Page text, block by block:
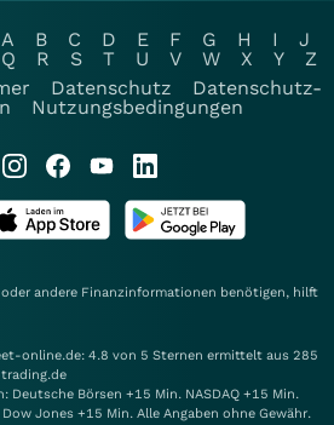
A B C D E F G H I
J
Q R S T U V W X Y
Z
Datenschutz
Datenschutz-
Nutzungsbedingungen
andere Finanzinformationen benötigen, hilft
online.de: 4.8 von 5 Sternen ermittelt aus 285
Deutsche Börsen +15 Min. NASDAQ +15 Min.
Dow Jones +15 Min. Alle Angaben ohne Gewähr.